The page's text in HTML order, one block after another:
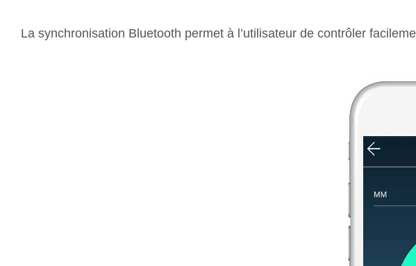
La synchronisation Bluetooth permet à l’utilisateur de contrôler